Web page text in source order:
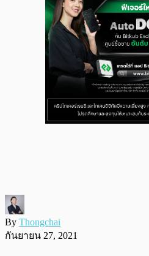
By Thongchai
กันยายน 27, 2021